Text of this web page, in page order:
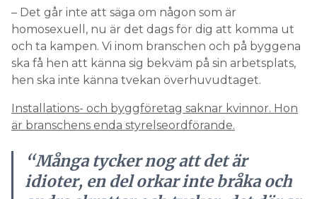
– Det går inte att säga om någon som är
homosexuell, nu är det dags för dig att komma ut
och ta kampen. Vi inom branschen och på byggena
ska få hen att känna sig bekväm på sin arbetsplats,
hen ska inte känna tvekan överhuvudtaget.
Installations- och byggföretag saknar kvinnor. Hon
är branschens enda styrelseordförande.
“Många tycker nog att det är
idioter, en del orkar inte bråka och